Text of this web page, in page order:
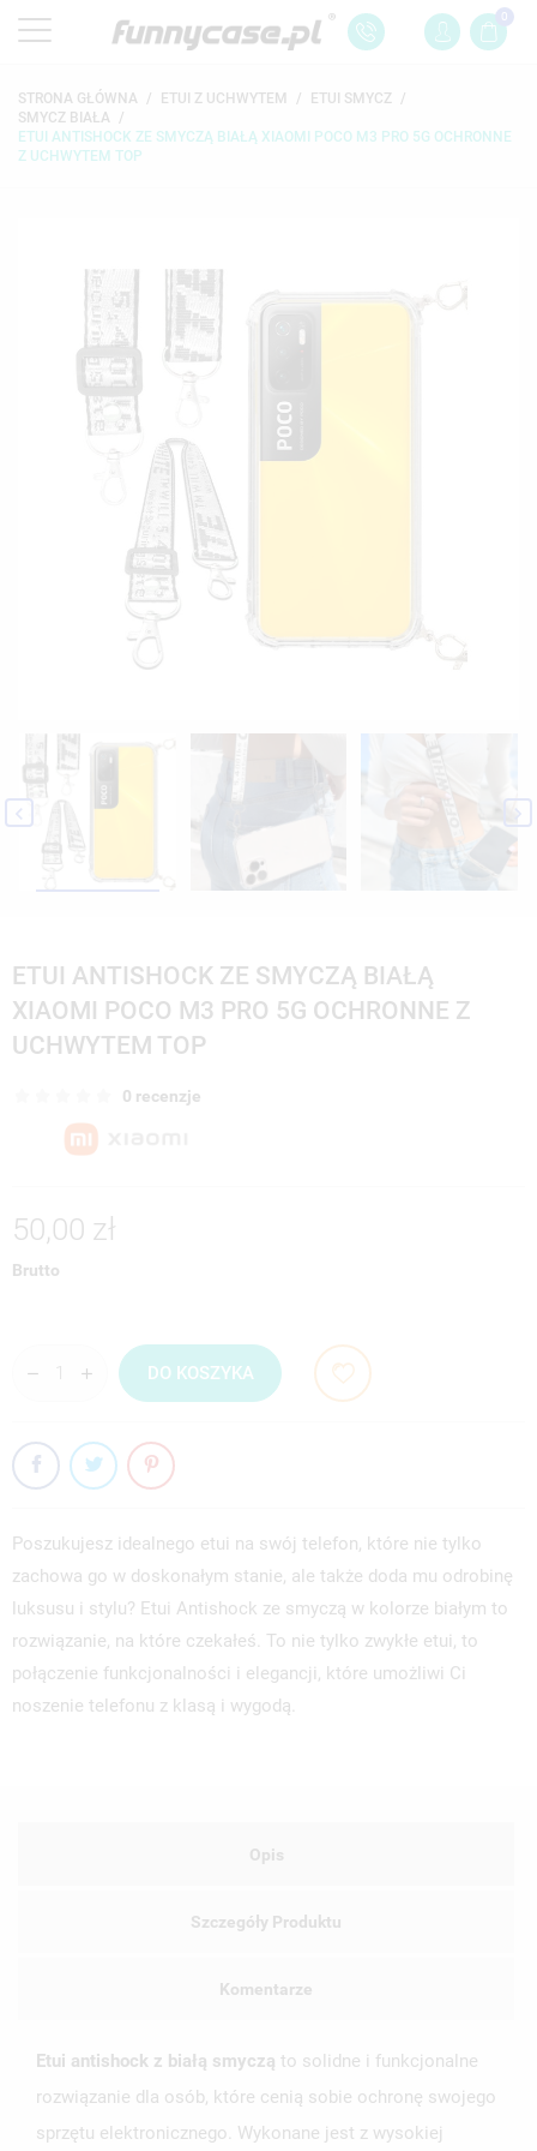
0
STRONA GŁÓWNA ETUI Z UCHWYTEM
ETUI SMYCZ
SMYCZ BIAŁA
ETUI ANTISHOCK ZE SMYCZĄ BIAŁĄ XIAOMI POCO M3 PRO 5G OCHRONNE
Z UCHWYTEM TOP
 
ETUI ANTISHOCK ZE SMYCZĄ BIAŁĄ
XIAOMI POCO M3 PRO 5G OCHRONNE Z
UCHWYTEM TOP
0 recenzje
50,00 zł
Brutto
DO KOSZYKA
Poszukujesz idealnego etui na swój telefon, które nie tylko
zachowa go w doskonałym stanie, ale także doda mu odrobinę
luksusu i stylu? Etui Antishock ze smyczą w kolorze białym to
rozwiązanie, na które czekałeś. To nie tylko zwykłe etui, to
połączenie funkcjonalności i elegancji, które umożliwi Ci
noszenie telefonu z klasą i wygodą.
Opis
Szczegóły Produktu
Komentarze
Etui antishock z białą smyczą to solidne i funkcjonalne
rozwiązanie dla osób, które cenią sobie ochronę swojego
sprzętu elektronicznego. Wykonane jest z wysokiej